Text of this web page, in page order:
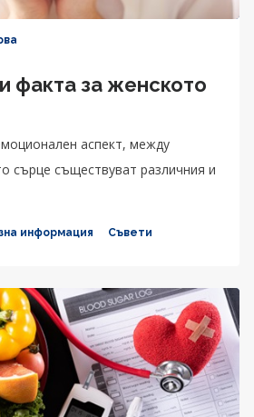
факта за женското
аспект, между
сърце съществуват различния и
информация Съвети